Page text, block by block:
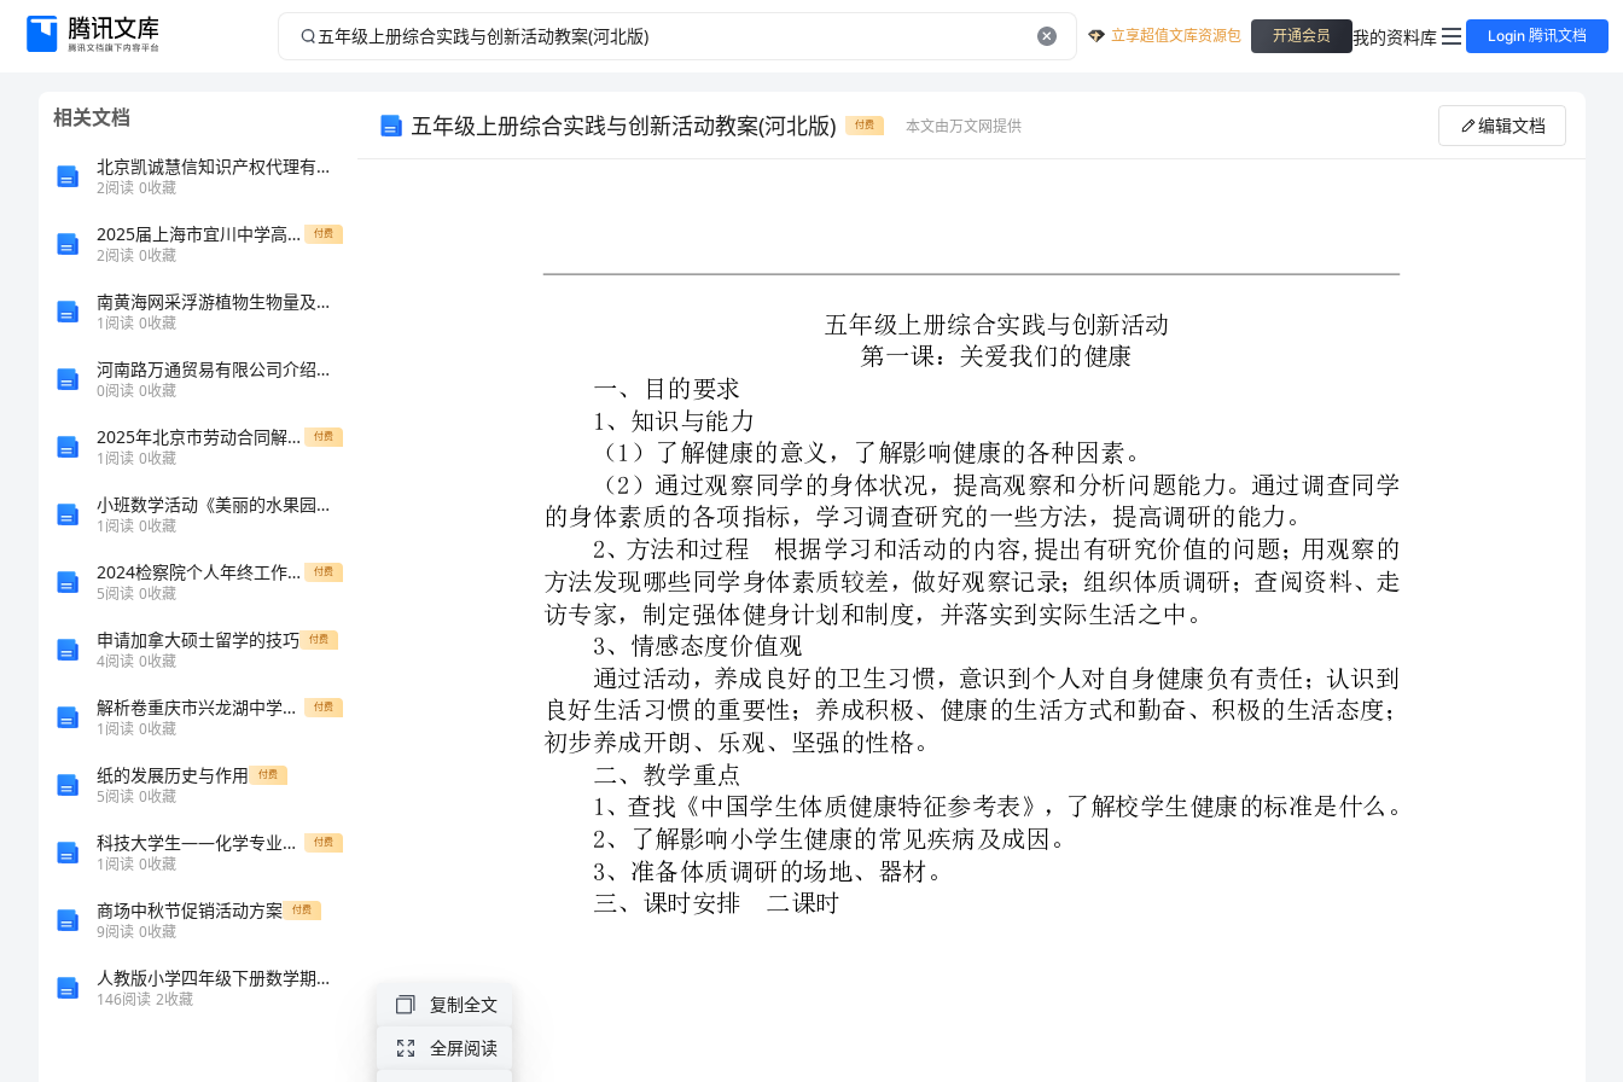
五
立享超值文库资源包 开通会员 我的资料库 Login 腾讯文档
相关文档
北京凯诚慧信知识产权代理有限公司介绍企业发展分析报告
2阅读 0收藏
2025届上海市宜川中学高一生物上册期末质量跟踪监视试题含解析 付费
2阅读 0收藏
南黄海网采浮游植物生物量及群落结构季节与年际变化的开题报告
1阅读 0收藏
河南路万通贸易有限公司介绍企业发展分析报告
0阅读 0收藏
2025年北京市劳动合同解除协议书实施办法 付费
1阅读 0收藏
小班数学活动《美丽的水果园》教学设计
1阅读 0收藏
2024检察院个人年终工作总结范文 付费
5阅读 0收藏
申请加拿大硕士留学的技巧 付费
4阅读 0收藏
解析卷重庆市兴龙湖中学北师大版物理九年级第十一章简单电路章节练习练习题（解析版） 付费
1阅读 0收藏
纸的发展历史与作用 付费
5阅读 0收藏
科技大学生——化学专业实习报告（样例5） 付费
1阅读 0收藏
商场中秋节促销活动方案 付费
9阅读 0收藏
人教版小学四年级下册数学期中测试卷含答案（模拟题）
146阅读 2收藏
五年级上册综合实践与创新活动教案(河北版) 付费 本文由万文网提供 编辑文档
第一课：关爱我们的健康
（1）了解健康的意义，了解影响健康的各种因素。
方法发现哪些同学身体素质较差，做好观察记录；组织体质调研；查阅资料、走
3、情感态度价值观
通过活动，养成良好的卫生习惯，意识到个人对自身健康负有责任；认识到
良好生活习惯的重要性；养成积极、健康的生活方式和勤奋、积极的生活态度；
初步养成开朗、乐观、坚强的性格。
二、教学重点
1、查找《中国学生体质健康特征参考表》，了解校学生健康的标准是什么。
3、准备体质调研的场地、器材。
三、课时安排二课时
复制全文
全屏阅读